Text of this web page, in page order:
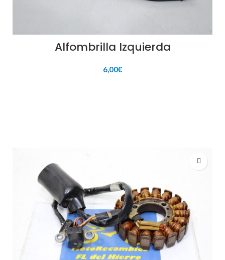
Alfombrilla Izquierda
6,00€